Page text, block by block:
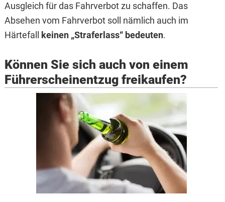
Ausgleich für das Fahrverbot zu schaffen. Das
Absehen vom Fahrverbot soll nämlich auch im
Härtefall
keinen „Straferlass“ bedeuten.
Können Sie sich auch von einem
Führerscheinentzug freikaufen?